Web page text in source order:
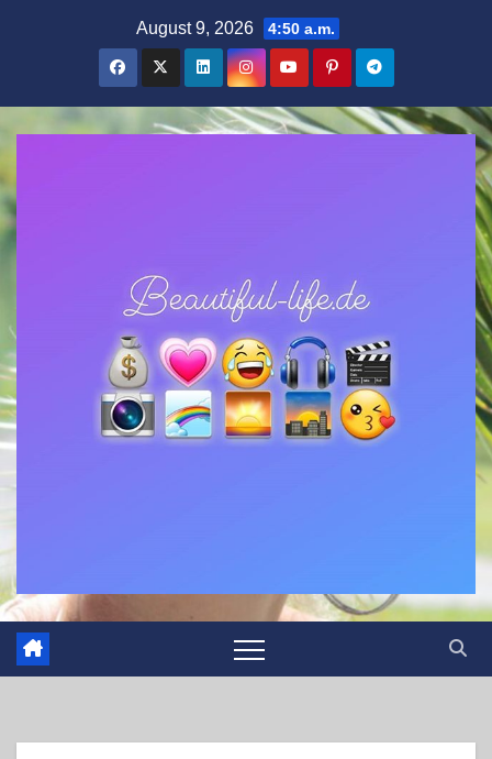
August 9, 2026 4:50 a.m.